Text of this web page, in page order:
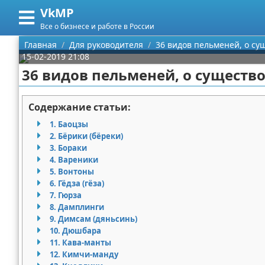
VkMP
Все о бизнесе и работе в России
Меню
Главная
Категории
Сельское хозяйство
Разное
Идеи бизнеса
Для руководителя
Промышленность
Международный бизнес
Продажи
Поиск
О проекте
Контакты
Сотрудничество
Размещение рекламы
Для правообладателей
Условия предоставления информации
Главная Для руководителя
36 видов пельменей, о
15-02-2019 21:08
36 видов пельменей, о
Содержание статьи:
1. Баоцзы
2. Бёрики (бёреки)
3. Бораки
4. Вареники
5. Вонтоны
6. Гёдза (гёза)
7. Гюрза
8. Дамплинги
9. Димсам (дяньсинь)
10. Дюшбара
11. Кава-манты
12. Кимчи-манду